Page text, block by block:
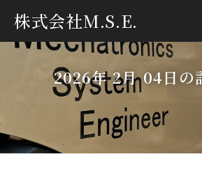
株式会社M.S.E.
2026年 2月 04日の